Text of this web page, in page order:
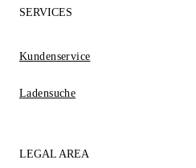
SERVICES
Kundenservice
Ladensuche
LEGAL AREA